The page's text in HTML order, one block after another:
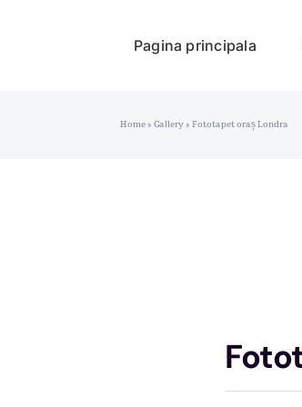
Pagina principala
Home»Gallery»Fototapet oraș Londra